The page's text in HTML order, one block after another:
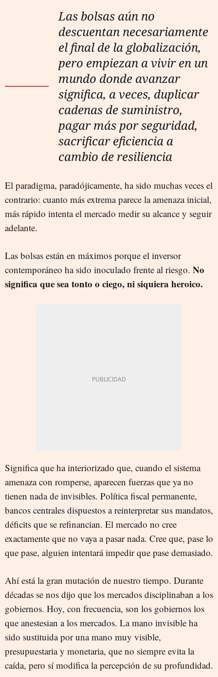
Las bolsas aún no
descuentan necesariamente
el final de la globalización,
pero empiezan a vivir en un
mundo donde avanzar
significa, a veces, duplicar
cadenas de suministro,
pagar más por seguridad,
sacrificar eficiencia a
cambio de resiliencia
El paradigma, paradójicamente, ha sido muchas veces el
contrario: cuanto más extrema parece la amenaza inicial,
más rápido intenta el mercado medir su alcance y seguir
adelante.
Las bolsas están en máximos porque el inversor
contemporáneo ha sido inoculado frente al riesgo. No
significa que sea tonto o ciego, ni siquiera heroico.
Significa que ha interiorizado que, cuando el sistema
amenaza con romperse, aparecen fuerzas que ya no
tienen nada de invisibles. Política fiscal permanente,
bancos centrales dispuestos a reinterpretar sus mandatos,
déficits que se refinancian. El mercado no cree
exactamente que no vaya a pasar nada. Cree que, pase lo
que pase, alguien intentará impedir que pase demasiado.
Ahí está la gran mutación de nuestro tiempo. Durante
décadas se nos dijo que los mercados disciplinaban a los
gobiernos. Hoy, con frecuencia, son los gobiernos los
que anestesian a los mercados. La mano invisible ha
sido sustituida por una mano muy visible,
presupuestaria y monetaria, que no siempre evita la
caída, pero sí modifica la percepción de su profundidad.